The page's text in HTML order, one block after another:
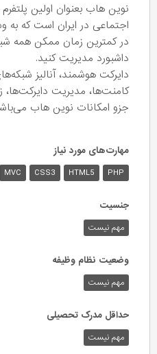
نوین هاب بعنوان اولین
اجتماعی در ایران است که به
در کمترین زمان ممکن همه
داشبورد مدیریت کنید.
دایرکت هوشمند، آنالیز
کامنت‌ها، مدیریت دایرکت‌ها،
جزو امکانات نوین هاب
مهارت‌های مورد نیاز
PHP
HTML5
CSS3
MVC
جنسیت
مهم نیست
وضعیت نظام وظیفه
مهم‌ نیست
حداقل مدرک تحصیلی
مهم نیست